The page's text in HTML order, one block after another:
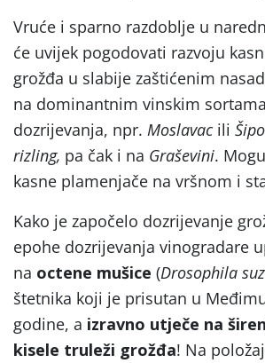
Vruće i sparno razdoblje u
će uvijek pogodovati razvoju
grožđa u slabije zaštićenim
na dominantnim vinskim
dozrijevanja, npr. Moslavac ili
rizling, pa čak i na Graševini.
kasne plamenjače na vršnom i
Kako je započelo dozrijevanje
epohe dozrijevanja vinogradare
na octene mušice (Drosophila
štetnika koji je prisutan u
godine, a izravno utječe na
kisele truleži grožđa! Na